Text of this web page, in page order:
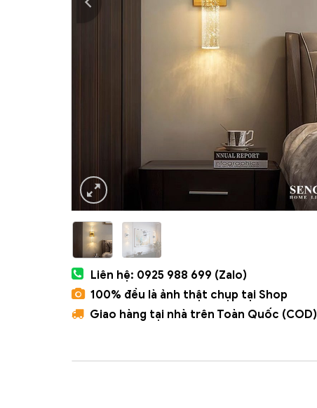
Liên hệ: 0925 988 699 (Zalo)
100% đều là ảnh thật chụp tại Shop
Giao hàng tại nhà trên Toàn Quốc (COD)